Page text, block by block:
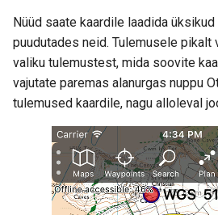
Nüüd saate kaardile laadida
puudutades neid. Tulemusele pikalt
valiku tulemustest, mida soovite
vajutate paremas alanurgas nuppu
tulemused kaardile, nagu alloleval